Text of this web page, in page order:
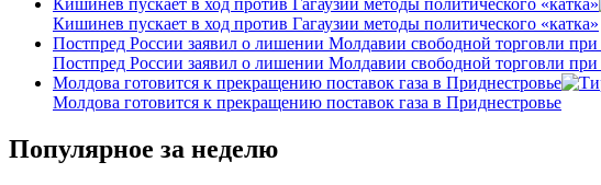
Кишинев пускает в ход против Гагаузии методы политического «катка»
Кишинев пускает в ход против Гагаузии методы политического «катка»
Постпред России заявил о лишении Молдавии свободной торговли
Постпред России заявил о лишении Молдавии свободной торговли
Молдова готовится к прекращению поставок газа в Приднестровье
Молдова готовится к прекращению поставок газа в Приднестровье
Популярное за неделю